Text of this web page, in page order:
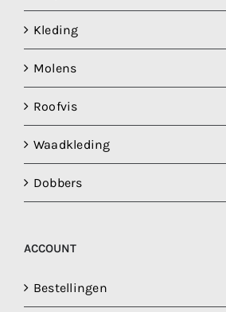
Kleding
Molens
Roofvis
Waadkleding
Dobbers
ACCOUNT
Bestellingen